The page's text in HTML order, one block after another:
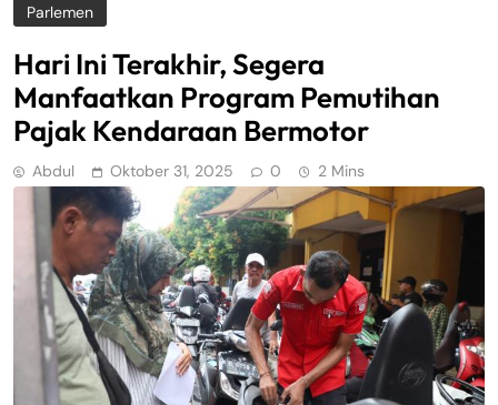
Parlemen
Hari Ini Terakhir, Segera
Manfaatkan Program Pemutihan
Pajak Kendaraan Bermotor
Abdul Oktober 31, 2025 0 2 Mins